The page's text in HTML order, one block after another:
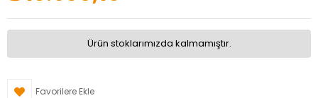
Ürün stoklarımızda kalmamıştır.
Favorilere Ekle